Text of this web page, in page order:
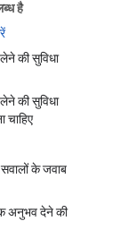
है
की सुविधा
की सुविधा
चाहिए
के जवाब
अनुभव देने की